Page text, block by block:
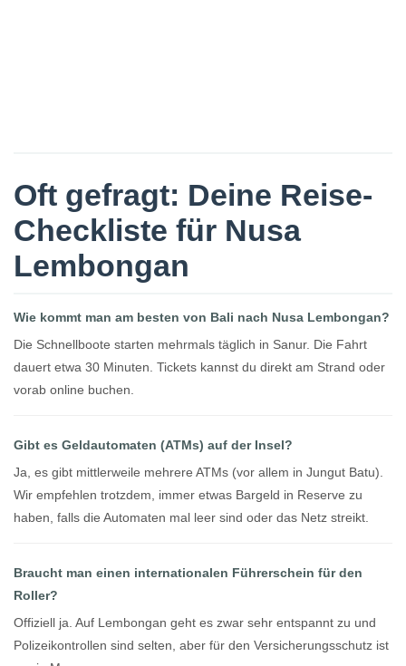
Oft gefragt: Deine Reise-
Checkliste für Nusa
Lembongan
Wie kommt man am besten von Bali nach Nusa Lembongan?
Die Schnellboote starten mehrmals täglich in Sanur. Die Fahrt
dauert etwa 30 Minuten. Tickets kannst du direkt am Strand oder
vorab online buchen.
Gibt es Geldautomaten (ATMs) auf der Insel?
Ja, es gibt mittlerweile mehrere ATMs (vor allem in Jungut Batu).
Wir empfehlen trotzdem, immer etwas Bargeld in Reserve zu
haben, falls die Automaten mal leer sind oder das Netz streikt.
Braucht man einen internationalen Führerschein für den
Roller?
Offiziell ja. Auf Lembongan geht es zwar sehr entspannt zu und
Polizeikontrollen sind selten, aber für den Versicherungsschutz ist